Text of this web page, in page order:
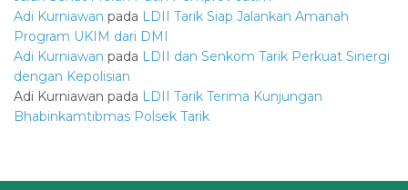
Adi Kurniawan pada LDII Tarik Siap Jalankan Amanah
Program UKIM dari DMI
Adi Kurniawan pada LDII dan Senkom Tarik Perkuat Sinergi
dengan Kepolisian
Adi Kurniawan pada LDII Tarik Terima Kunjungan
Bhabinkamtibmas Polsek Tarik